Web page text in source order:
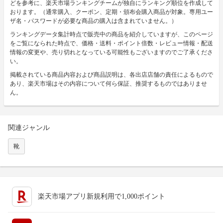
どを参考に、楽天市場ランキングチームが独自にランキング順位を作成して
おります。（通常購入、クーポン、定期・頒布会購入商品が対象。専用ユー
ザ名・パスワードが必要な商品の購入は含まれていません。）
ランキングデータ集計時点で販売中の商品を紹介していますが、このページ
をご覧になられた時点で、価格・送料・ポイント倍数・レビュー情報・配送
情報の変更や、売り切れとなっている可能性もございますのでご了承くださ
い。
掲載されている商品内容および商品説明は、各出店店舗の責任によるもので
あり、楽天市場はその内容について何ら保証、推奨するものではありませ
ん。
関連ジャンル
靴
楽天市場アプリ新規利用で1,000ポイント